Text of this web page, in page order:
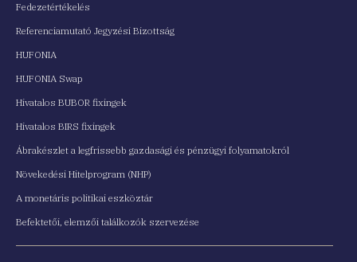
Fedezetértékelés
Referenciamutató Jegyzési Bizottság
HUFONIA
HUFONIA Swap
Hivatalos BUBOR fixingek
Hivatalos BIRS fixingek
Ábrakészlet a legfrissebb gazdasági és pénzügyi folyamatokról
Növekedési Hitelprogram (NHP)
A monetáris politikai eszköztár
Befektetői, elemzői találkozók szervezése